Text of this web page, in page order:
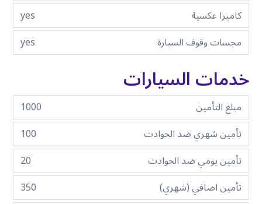
كاميرا عكسية
yes
مجسات وقوف السيارة
yes
خدمات السيارات
مبلغ التأمين
1000
تأمين شهري ضد الحوادث
100
تأمين يومي ضد الحوادث
20
تأمين اضافي (شهري)
350